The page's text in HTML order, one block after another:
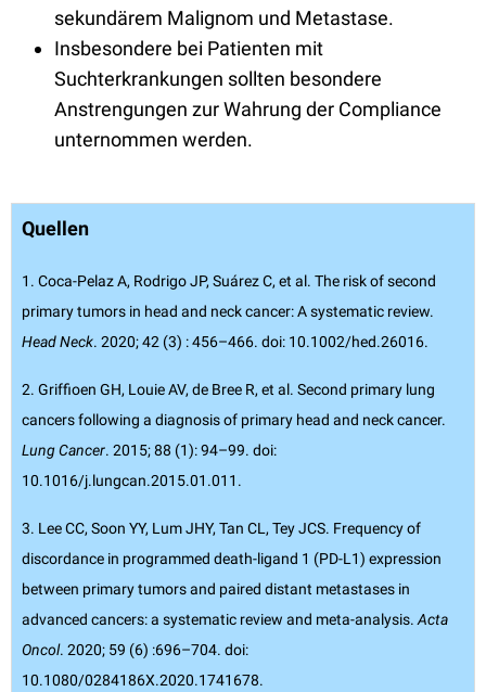
sekundärem Malignom und Metastase.
Insbesondere bei Patienten mit
Suchterkrankungen sollten besondere
Anstrengungen zur Wahrung der Compliance
unternommen werden.
Quellen
1. Coca-Pelaz A, Rodrigo JP, Suárez C, et al. The risk of second
primary tumors in head and neck cancer: A systematic review.
Head Neck. 2020; 42 (3) : 456–466. doi: 10.1002/hed.26016.
2. Griffioen GH, Louie AV, de Bree R, et al. Second primary lung
cancers following a diagnosis of primary head and neck cancer.
Lung Cancer. 2015; 88 (1): 94–99. doi:
10.1016/j.lungcan.2015.01.011.
3. Lee CC, Soon YY, Lum JHY, Tan CL, Tey JCS. Frequency of
discordance in programmed death-ligand 1 (PD-L1) expression
between primary tumors and paired distant metastases in
advanced cancers: a systematic review and meta-analysis.Acta
Oncol. 2020; 59 (6) :696–704. doi:
10.1080/0284186X.2020.1741678.